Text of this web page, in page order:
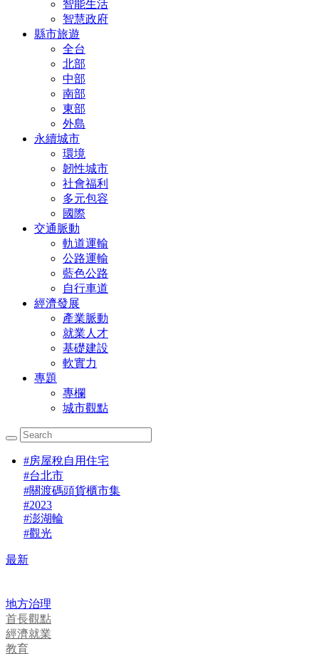
智能生活
智慧政府
縣市旅遊
全台
北部
中部
南部
東部
外島
永續城市
環境
韌性城市
社會福利
多元包容
國際
交通脈動
軌道運輸
公路運輸
藍色公路
自行車道
經濟發展
產業脈動
就業人才
基礎建設
軟實力
專題
專欄
城市觀點
#房屋稅自用住宅
#台北市
#關渡碼頭貨櫃市集
#2023
#澎湖輪
#觀光
最新
地方治理
首長觀點
經濟就業
教育